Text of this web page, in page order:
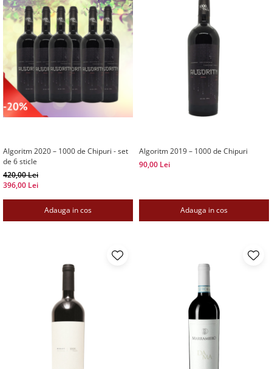
Algoritm 2020 – 1000 de Chipuri - set
de 6 sticle
420,00 Lei
396,00 Lei
Adauga in cos
Algoritm 2019 – 1000 de Chipuri
90,00 Lei
Adauga in cos